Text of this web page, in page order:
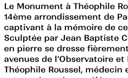
Le Monument à Théophile
14ème arrondissement de
captivant à la mémoire de
Sculptée par Jean Baptiste
en pierre se dresse
avenues de l'Observatoire et
Théophile Roussel,